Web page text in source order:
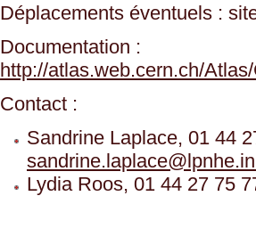
Déplacements éventuels :
Documentation :
http://atlas.web.cern.ch/
Contact :
Sandrine Laplace, 01 44
sandrine.laplace@
Lydia Roos, 01 44 27 75